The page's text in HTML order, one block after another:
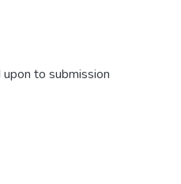
to submission